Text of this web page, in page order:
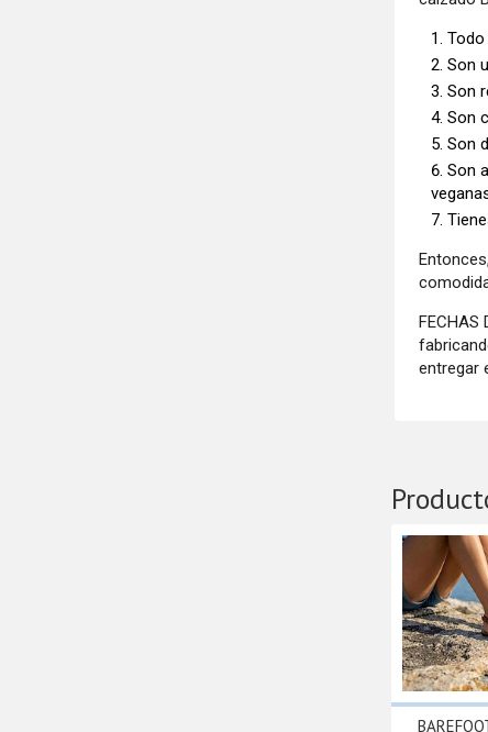
Todo
Son
Son
Son
Son
Son
entregar